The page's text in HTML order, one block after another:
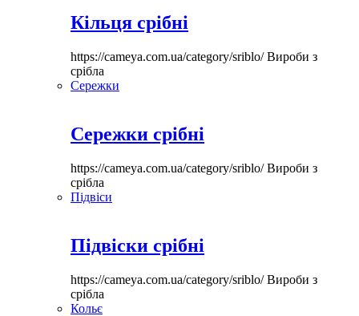
Кільця срібні
https://cameya.com.ua/category/sriblo/Вироби з
срібла
Сережки
Сережки срібні
https://cameya.com.ua/category/sriblo/Вироби з
срібла
Підвіси
Підвіски срібні
https://cameya.com.ua/category/sriblo/Вироби з
срібла
Кольє